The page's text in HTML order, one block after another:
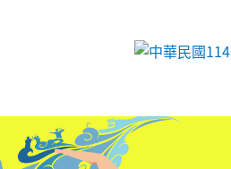
跳到主要內容